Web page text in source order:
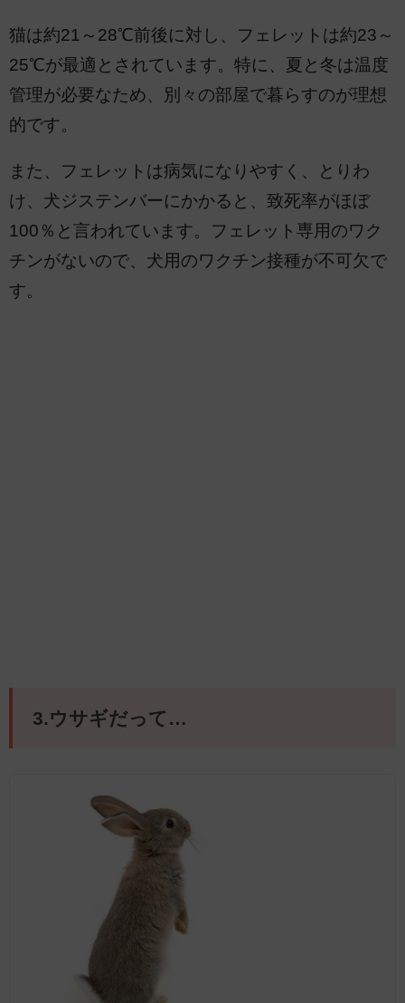
猫は約21～28℃前後に対し、フェレットは約23～
25℃が最適とされています。特に、夏と冬は温度
管理が必要なため、別々の部屋で暮らすのが理想
的です。
また、フェレットは病気になりやすく、とりわ
け、犬ジステンバーにかかると、致死率がほぼ
100％と言われています。フェレット専用のワク
チンがないので、犬用のワクチン接種が不可欠で
す。
3.ウサギだって…